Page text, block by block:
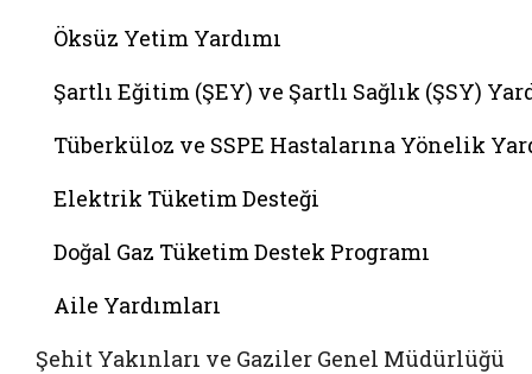
Öksüz Yetim Yardımı
Şartlı Eğitim (ŞEY) ve Şartlı Sağlık (ŞSY)
Tüberküloz ve SSPE Hastalarına Yönelik
Elektrik Tüketim Desteği
Doğal Gaz Tüketim Destek Programı
Aile Yardımları
Şehit Yakınları ve Gaziler Genel Müdürlüğü